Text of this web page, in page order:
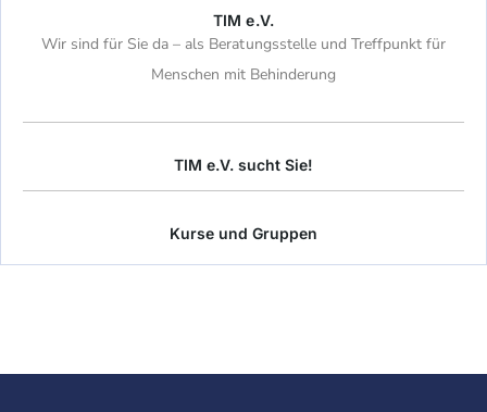
TIM e.V.
Wir sind für Sie da – als Beratungsstelle und Treffpunkt für
Menschen mit Behinderung
TIM e.V. sucht Sie!
Kurse und Gruppen